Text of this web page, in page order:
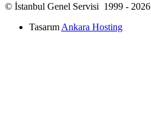
© İstanbul Genel Servisi 1999 - 2026
Tasarım Ankara Hosting